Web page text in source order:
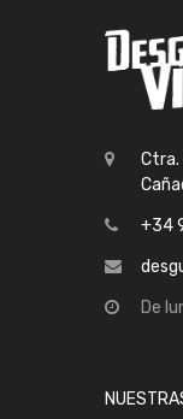
Ctra.
+34
De